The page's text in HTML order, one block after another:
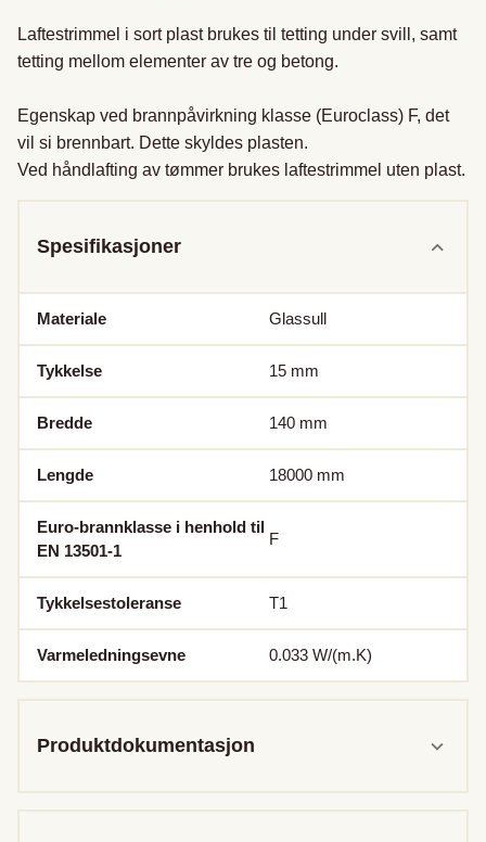
Laftestrimmel i sort plast brukes til tetting under svill, samt
tetting mellom elementer av tre og betong.
Egenskap ved brannpåvirkning klasse (Euroclass) F, det
vil si brennbart. Dette skyldes plasten.
Spesifikasjoner
Materiale Glassull
Tykkelse 15 mm
Bredde 140 mm
Lengde 18000 mm
Euro-brannklasse i henhold til
EN 13501-1
F
Tykkelsestoleranse T1
Varmeledningsevne 0.033 W/(m.K)
Produktdokumentasjon